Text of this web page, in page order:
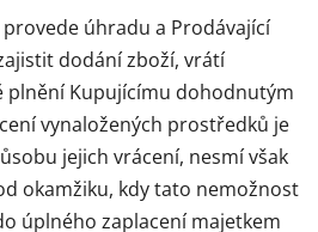
úhradu a Prodávající
dodání zboží, vrátí
plnění Kupujícímu dohodnutým
vynaložených prostředků je
jejich vrácení, nesmí však
okamžiku, kdy tato nemožnost
úplného zaplacení majetkem